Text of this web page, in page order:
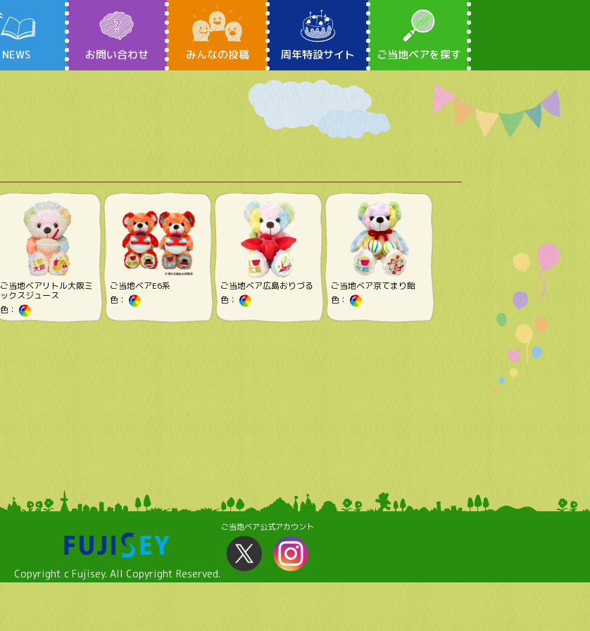
NEWS お問い合わせ みんなの投稿 周年特設サイト ご当地ベアを探す
ご当地ベアリトル大阪ミ
ックスジュース
色：
ご当地ベアE6系
色：
ご当地ベア広島おりづる
色：
ご当地ベア京てまり飴
色：
ご当地ベア公式アカウント
Copyright c Fujisey. All Copyright Reserved.